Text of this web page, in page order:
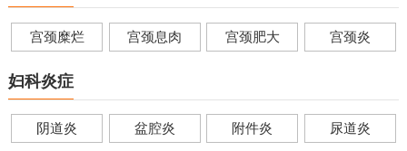
宫颈糜烂 宫颈息肉 宫颈肥大 宫颈炎
妇科炎症
阴道炎 盆腔炎 附件炎 尿道炎